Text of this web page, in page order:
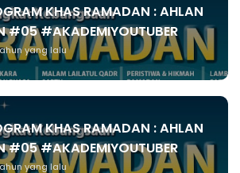
KHAS RAMADAN : AHLAN
#05 #AKADEMIYOUTUBER
yang lalu
KHAS RAMADAN : AHLAN
#05 #AKADEMIYOUTUBER
yang lalu